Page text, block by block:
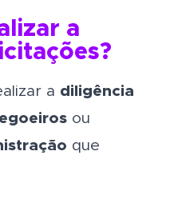
a
a diligência
ou
que